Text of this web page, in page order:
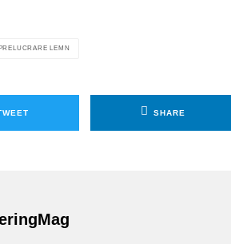
LEMN
SHARE